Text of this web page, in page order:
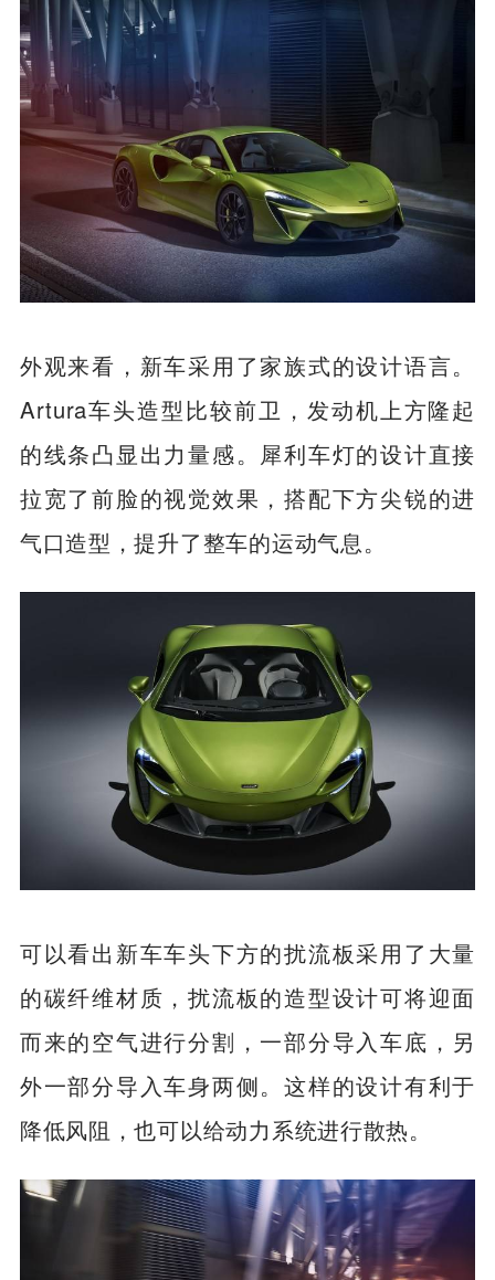
外观来看，新车采用了家族式的设计语言。
Artura车头造型比较前卫，发动机上方隆起
的线条凸显出力量感。犀利车灯的设计直接
拉宽了前脸的视觉效果，搭配下方尖锐的进
气口造型，提升了整车的运动气息。
可以看出新车车头下方的扰流板采用了大量
的碳纤维材质，扰流板的造型设计可将迎面
而来的空气进行分割，一部分导入车底，另
外一部分导入车身两侧。这样的设计有利于
降低风阻，也可以给动力系统进行散热。